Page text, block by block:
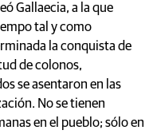
Gallaecia, a la que
tal y como
la conquista de
de colonos,
se asentaron en las
No se tienen
en el pueblo; sólo en